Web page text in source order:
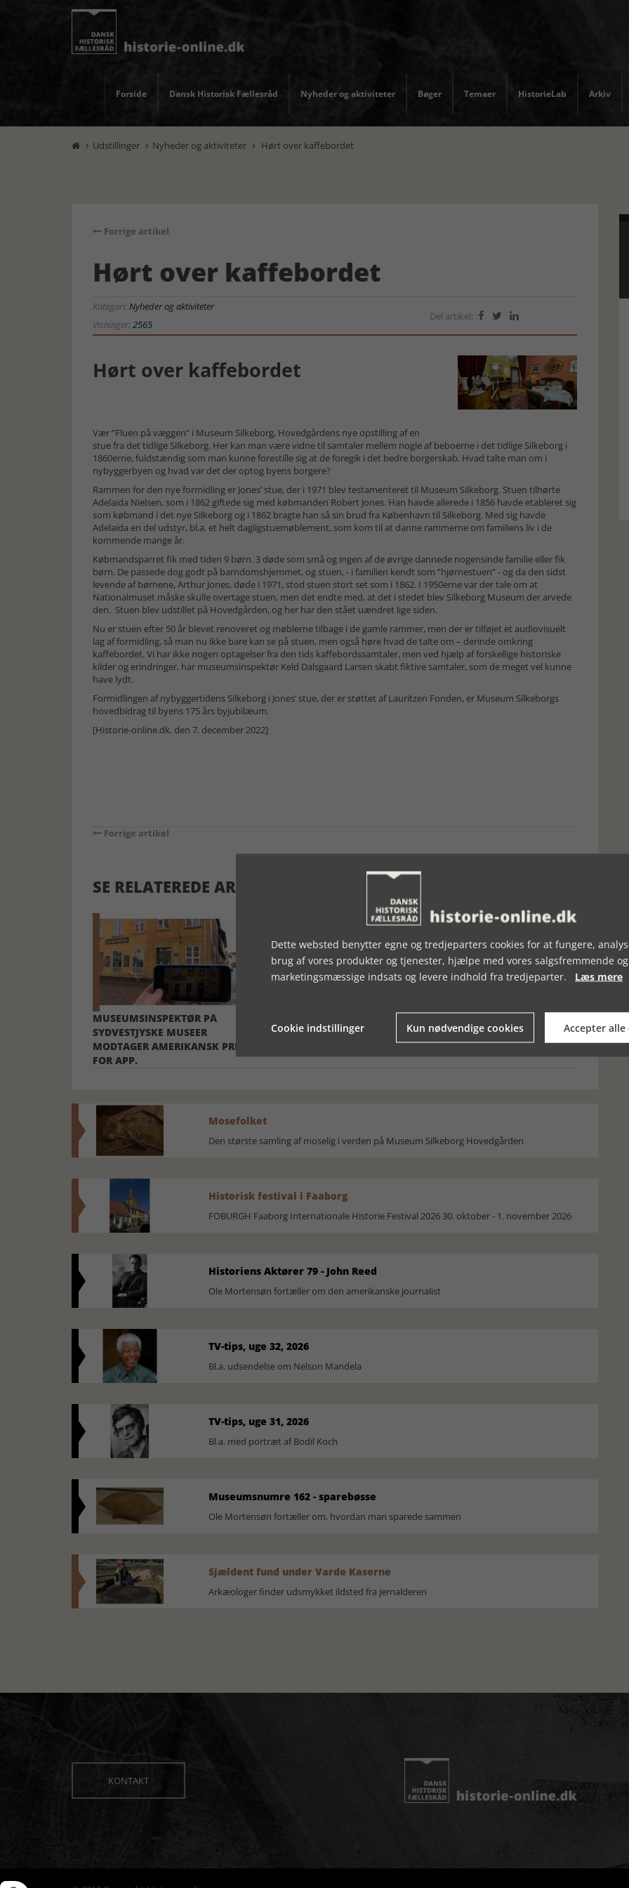
Forside Dansk Historisk Fællesråd Nyheder og aktiviteter Bøger Temaer HistorieLab Arkiv
 Udstillinger  Nyheder og aktiviteter  Hørt over kaffebordet
Forrige artikel
Hørt over kaffebordet
Kategori:Nyheder og aktiviteter
Visninger:2565
Del artikel:   
Hørt over kaffebordet
Vær ”Fluen på væggen” i Museum Silkeborg, Hovedgårdens nye opstilling af en
stue fra det tidlige Silkeborg. Her kan man være vidne til samtaler mellem nogle af beboerne i det tidlige Silkeborg i
1860erne, fuldstændig som man kunne forestille sig at de foregik i det bedre borgerskab. Hvad talte man om i
nybyggerbyen og hvad var det der optog byens borgere?
Rammen for den nye formidling er Jones’ stue, der i 1971 blev testamenteret til Museum Silkeborg. Stuen tilhørte
Adelaida Nielsen, som i 1862 giftede sig med købmanden Robert Jones. Han havde allerede i 1856 havde etableret sig
som købmand i det nye Silkeborg og i 1862 bragte han så sin brud fra København til Silkeborg. Med sig havde
Adelaida en del udstyr, bl.a. et helt dagligstuemøblement, som kom til at danne rammerne om familiens liv i de
kommende mange år.
Købmandsparret fik med tiden 9 børn. 3 døde som små og ingen af de øvrige dannede nogensinde familie eller fik
børn. De passede dog godt på barndomshjemmet, og stuen, - i familien kendt som ”hjørnestuen” - og da den sidst
levende af børnene, Arthur Jones, døde i 1971, stod stuen stort set som i 1862. I 1950erne var der tale om at
Nationalmuset måske skulle overtage stuen, men det endte med, at det i stedet blev Silkeborg Museum der arvede
den. Stuen blev udstillet på Hovedgården, og her har den stået uændret lige siden.
Nu er stuen efter 50 år blevet renoveret og møblerne tilbage i de gamle rammer, men der er tilføjet et audiovisuelt
lag af formidling, så man nu ikke bare kan se på stuen, men også høre hvad de talte om – derinde omkring
kaffebordet. Vi har ikke nogen optagelser fra den tids kaffebordssamtaler, men ved hjælp af forskellige historiske
kilder og erindringer, har museumsinspektør Keld Dalsgaard Larsen skabt fiktive samtaler, som de meget vel kunne
have lydt.
Formidlingen af nybyggertidens Silkeborg i Jones’ stue, der er støttet af Lauritzen Fonden, er Museum Silkeborgs
hovedbidrag til byens 175 års byjubilæum.
[Historie-online.dk, den 7. december 2022]
Forrige artikel
SE RELATEREDE ARTIKLER
MUSEUMSINSPEKTØR PÅ
SYDVESTJYSKE MUSEER
MODTAGER AMERIKANSK PRIS
FOR APP.
BLICHER OG HERREGÅRDENE
Mosefolket
Den største samling af moselig i verden på Museum Silkeborg Hovedgården
Historisk festival i Faaborg
FOBURGH Faaborg Internationale Historie Festival 2026 30. oktober - 1. november 2026
Historiens Aktører 79 - John Reed
Ole Mortensøn fortæller om den amerikanske journalist
TV-tips, uge 32, 2026
Bl.a. udsendelse om Nelson Mandela
TV-tips, uge 31, 2026
Bl.a. med portræt af Bodil Koch
Museumsnumre 162 - sparebøsse
Ole Mortensøn fortæller om, hvordan man sparede sammen
Sjældent fund under Varde Kaserne
Arkæologer finder udsmykket ildsted fra jernalderen
KONTAKT
Dette websted benytter egne og tredjeparters cookies for at fungere,
brug af vores produkter og tjenester, hjælpe med vores salgsfremmende og
marketingsmæssige indsats og levere indhold fra tredjeparter. Læs mere
Cookie indstillinger Kun nødvendige cookies Accepter alle